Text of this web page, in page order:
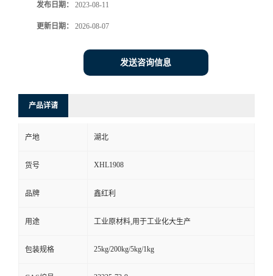
发布日期： 2023-08-11
更新日期： 2026-08-07
发送咨询信息
产品详请
产地 湖北
货号 XHL1908
品牌 鑫红利
用途 工业原材料,用于工业化大生产
包装规格 25kg/200kg/5kg/1kg